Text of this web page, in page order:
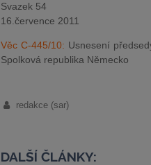
Svazek 54
16.července 2011
Věc C-445/10: Usnesení
Spolková republika Německo
redakce (sar)
DALŠÍ ČLÁNKY: